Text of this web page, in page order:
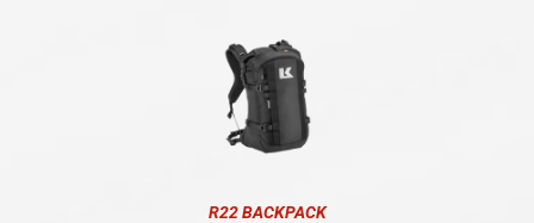
R22 BACKPACK